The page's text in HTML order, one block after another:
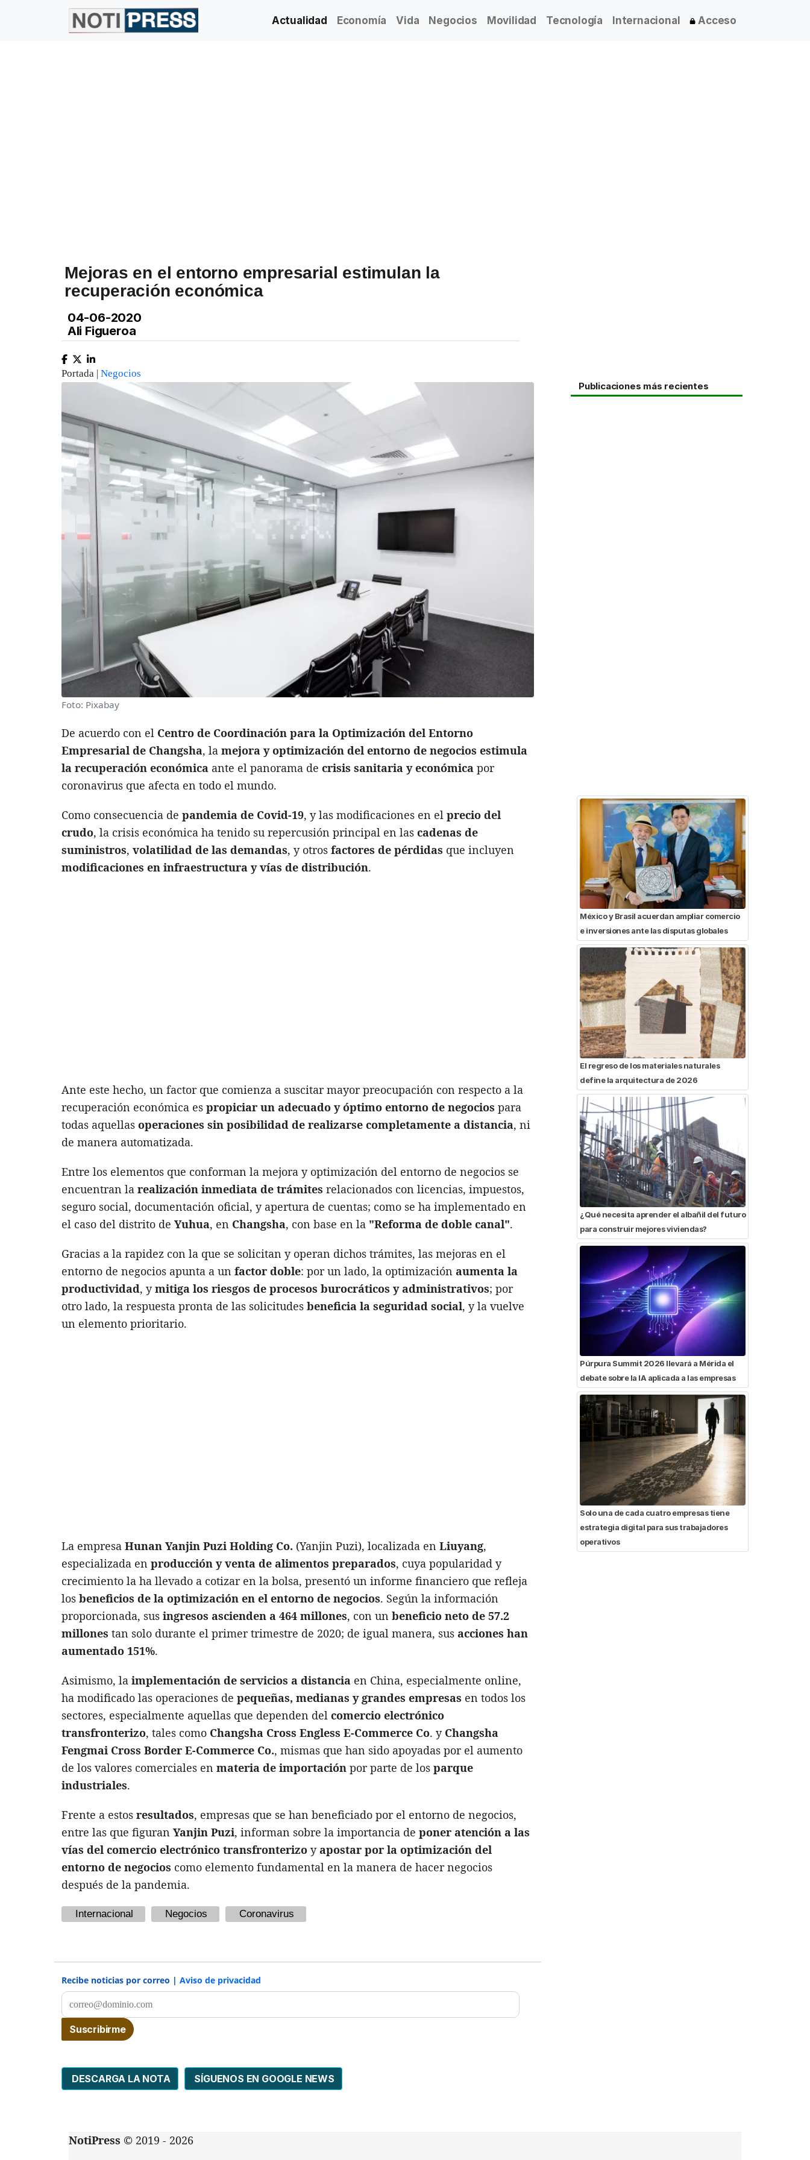
Actualidad Economía Vida Negocios Movilidad Tecnología Internacional Acceso
Mejoras en el entorno empresarial estimulan la
recuperación económica
04-06-2020
Ali Figueroa
Portada | Negocios
Foto: Pixabay
De acuerdo con el Centro de Coordinación para la Optimización del Entorno
Empresarial de Changsha, la mejora y optimización del entorno de negocios estimula
la recuperación económica ante el panorama de crisis sanitaria y económica por
coronavirus que afecta en todo el mundo.
Como consecuencia de pandemia de Covid-19, y las modificaciones en el precio del
crudo, la crisis económica ha tenido su repercusión principal en las cadenas de
suministros, volatilidad de las demandas, y otros factores de pérdidas que incluyen
modificaciones en infraestructura y vías de distribución.
Ante este hecho, un factor que comienza a suscitar mayor preocupación con respecto a la
recuperación económica es propiciar un adecuado y óptimo entorno de negocios para
todas aquellas operaciones sin posibilidad de realizarse completamente a distancia, ni
de manera automatizada.
Entre los elementos que conforman la mejora y optimización del entorno de negocios se
encuentran la realización inmediata de trámites relacionados con licencias, impuestos,
seguro social, documentación oficial, y apertura de cuentas; como se ha implementado en
el caso del distrito de Yuhua, en Changsha, con base en la "Reforma de doble canal".
Gracias a la rapidez con la que se solicitan y operan dichos trámites, las mejoras en el
entorno de negocios apunta a un factor doble: por un lado, la optimización aumenta la
productividad, ymitiga los riesgos de procesos burocráticos y administrativos; por
otro lado, la respuesta pronta de las solicitudes beneficia la seguridad social, y la vuelve
un elemento prioritario.
La empresa Hunan Yanjin Puzi Holding Co. (Yanjin Puzi), localizada en Liuyang,
especializada en producción y venta de alimentos preparados, cuya popularidad y
crecimiento la ha llevado a cotizar en la bolsa, presentó un informe financiero que refleja
los beneficios de la optimización en el entorno de negocios. Según la información
proporcionada, sus ingresos ascienden a 464 millones, con un beneficio neto de 57.2
millones tan solo durante el primer trimestre de 2020; de igual manera, sus acciones han
aumentado 151%.
Asimismo, la implementación de servicios a distancia en China, especialmente online,
ha modificado las operaciones de pequeñas, medianas y grandes empresas en todos los
sectores, especialmente aquellas que dependen del comercio electrónico
transfronterizo, tales como Changsha Cross Engless E-Commerce Co. y Changsha
Fengmai Cross Border E-Commerce Co., mismas que han sido apoyadas por el aumento
de los valores comerciales en materia de importación por parte de los parque
industriales.
Frente a estos resultados, empresas que se han beneficiado por el entorno de negocios,
entre las que figuran Yanjin Puzi, informan sobre la importancia de poner atención a las
vías del comercio electrónico transfronterizo yapostar por la optimización del
entorno de negocios como elemento fundamental en la manera de hacer negocios
después de la pandemia.
Internacional Negocios Coronavirus
Recibe noticias por correo | Aviso de privacidad
DESCARGA LA NOTA SÍGUENOS EN GOOGLE NEWS
Publicaciones más recientes
México y Brasil acuerdan ampliar comercio
e inversiones ante las disputas globales
El regreso de los materiales naturales
define la arquitectura de 2026
¿Qué necesita aprender el albañil del futuro
para construir mejores viviendas?
Púrpura Summit 2026 llevará a Mérida el
debate sobre la IA aplicada a las empresas
Solo una de cada cuatro empresas tiene
estrategia digital para sus trabajadores
operativos
NotiPress © 2019 - 2026